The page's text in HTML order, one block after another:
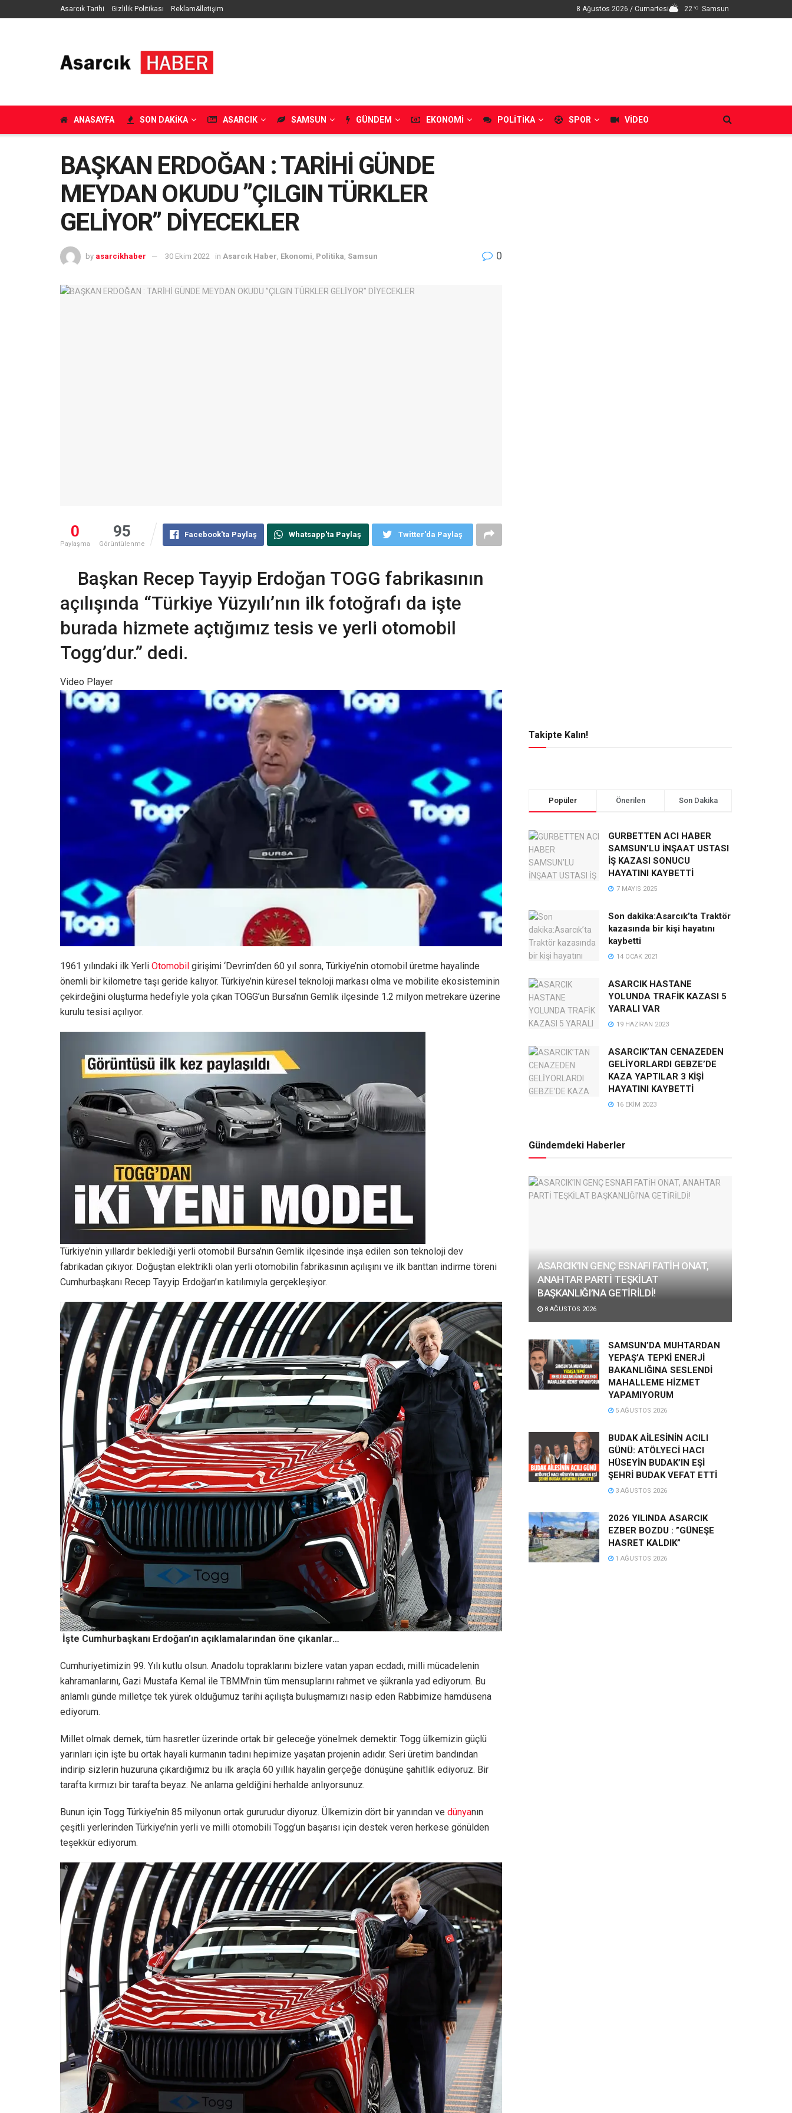
Asarcık Tarihi Gizlilik Politikası Reklam&İletişim 8 Ağustos 2026 / Cumartesi 22 °C Samsun
ANASAYFA SON DAKIKA ASARCIK SAMSUN GÜNDEM EKONOMI POLITIKA SPOR VIDEO
BAŞKAN ERDOĞAN : TARİHİ GÜNDE
MEYDAN OKUDU ”ÇILGIN TÜRKLER
GELİYOR” DİYECEKLER
by asarcikhaber 30 Ekim 2022 in Asarcık Haber Ekonomi Politika Samsun 0
0
Paylaşma
95
Görüntülenme
Facebook'ta Paylaş Whatsapp'ta Paylaş Twitter'da Paylaş
Başkan Recep Tayyip Erdoğan TOGG fabrikasının
açılışında “Türkiye Yüzyılı’nın ilk fotoğrafı da işte
burada hizmete açtığımız tesis ve yerli otomobil
Togg’dur.” dedi.
Video Player
1961 yılındaki ilk Yerli Otomobil girişimi ‘Devrim’den 60 yıl sonra, Türkiye’nin otomobil üretme hayalinde
önemli bir kilometre taşı geride kalıyor. Türkiye’nin küresel teknoloji markası olma ve mobilite ekosisteminin
çekirdeğini oluşturma hedefiyle yola çıkan TOGG’un Bursa’nın Gemlik ilçesinde 1.2 milyon metrekare üzerine
kurulu tesisi açılıyor.
Türkiye’nin yıllardır beklediği yerli otomobil Bursa’nın Gemlik ilçesinde inşa edilen son teknoloji dev
fabrikadan çıkıyor. Doğuştan elektrikli olan yerli otomobilin fabrikasının açılışını ve ilk banttan indirme töreni
Cumhurbaşkanı Recep Tayyip Erdoğan’ın katılımıyla gerçekleşiyor.
İşte Cumhurbaşkanı Erdoğan’ın açıklamalarından öne çıkanlar…
Cumhuriyetimizin 99. Yılı kutlu olsun. Anadolu topraklarını bizlere vatan yapan ecdadı, milli mücadelenin
kahramanlarını, Gazi Mustafa Kemal ile TBMM’nin tüm mensuplarını rahmet ve şükranla yad ediyorum. Bu
anlamlı günde milletçe tek yürek olduğumuz tarihi açılışta buluşmamızı nasip eden Rabbimize hamdüsena
ediyorum.
Millet olmak demek, tüm hasretler üzerinde ortak bir geleceğe yönelmek demektir. Togg ülkemizin güçlü
yarınları için işte bu ortak hayali kurmanın tadını hepimize yaşatan projenin adıdır. Seri üretim bandından
indirip sizlerin huzuruna çıkardığımız bu ilk araçla 60 yıllık hayalin gerçeğe dönüşüne şahitlik ediyoruz. Bir
tarafta kırmızı bir tarafta beyaz. Ne anlama geldiğini herhalde anlıyorsunuz.
Bunun için Togg Türkiye’nin 85 milyonun ortak gururudur diyoruz. Ülkemizin dört bir yanından ve dünyanın
çeşitli yerlerinden Türkiye’nin yerli ve milli otomobili Togg’un başarısı için destek veren herkese gönülden
teşekkür ediyorum.
Takipte Kalın!
Popüler Önerilen Son Dakika
GURBETTEN ACI HABER
SAMSUN’LU İNŞAAT USTASI
İŞ KAZASI SONUCU
HAYATINI KAYBETTİ
7 MAYIS 2025
Son dakika:Asarcık’ta Traktör
kazasında bir kişi hayatını
kaybetti
14 OCAK 2021
ASARCIK HASTANE
YOLUNDA TRAFİK KAZASI 5
YARALI VAR
19 HAZIRAN 2023
ASARCIK’TAN CENAZEDEN
GELİYORLARDI GEBZE’DE
KAZA YAPTILAR 3 KİŞİ
HAYATINI KAYBETTİ
16 EKIM 2023
Gündemdeki Haberler
ASARCIK’IN GENÇ ESNAFI FATİH ONAT,
ANAHTAR PARTİ TEŞKİLAT
BAŞKANLIĞI’NA GETİRİLDİ!
8 AĞUSTOS 2026
SAMSUN’DA MUHTARDAN
YEPAŞ’A TEPKİ ENERJİ
BAKANLIĞINA SESLENDİ
MAHALLEME HİZMET
YAPAMIYORUM
5 AĞUSTOS 2026
BUDAK AİLESİNİN ACILI
GÜNÜ: ATÖLYECİ HACI
HÜSEYİN BUDAK’IN EŞİ
ŞEHRİ BUDAK VEFAT ETTİ
3 AĞUSTOS 2026
2026 YILINDA ASARCIK
EZBER BOZDU : ”GÜNEŞE
HASRET KALDIK”
1 AĞUSTOS 2026